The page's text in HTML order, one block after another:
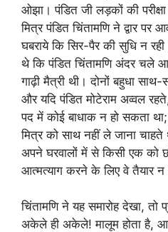
ओझा। पंडित जी लड़कों की
मित्र पंडित चिंतामणि ने द्वार पर
घबराये कि सिर-पैर की सुधि न
थे कि पंडित चिंतामणि अंदर चले
गाढ़ी मैत्री थी। दोनों बहुधा
और यदि पंडित मोटेराम अव्वल
पद में कोई बाधाक न हो सकता
मित्र को साथ नहीं ले जाना
अपने घरवालों में से किसी एक को
आत्मत्याग करने के लिए वे तैयार
चिंतामणि ने यह समारोह देखा, तो
अकेले ही अकेले! मालूम होता है, आज